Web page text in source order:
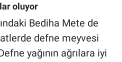
oluyor
Bediha Mete de
defne meyvesi
yağının ağrılara iyi